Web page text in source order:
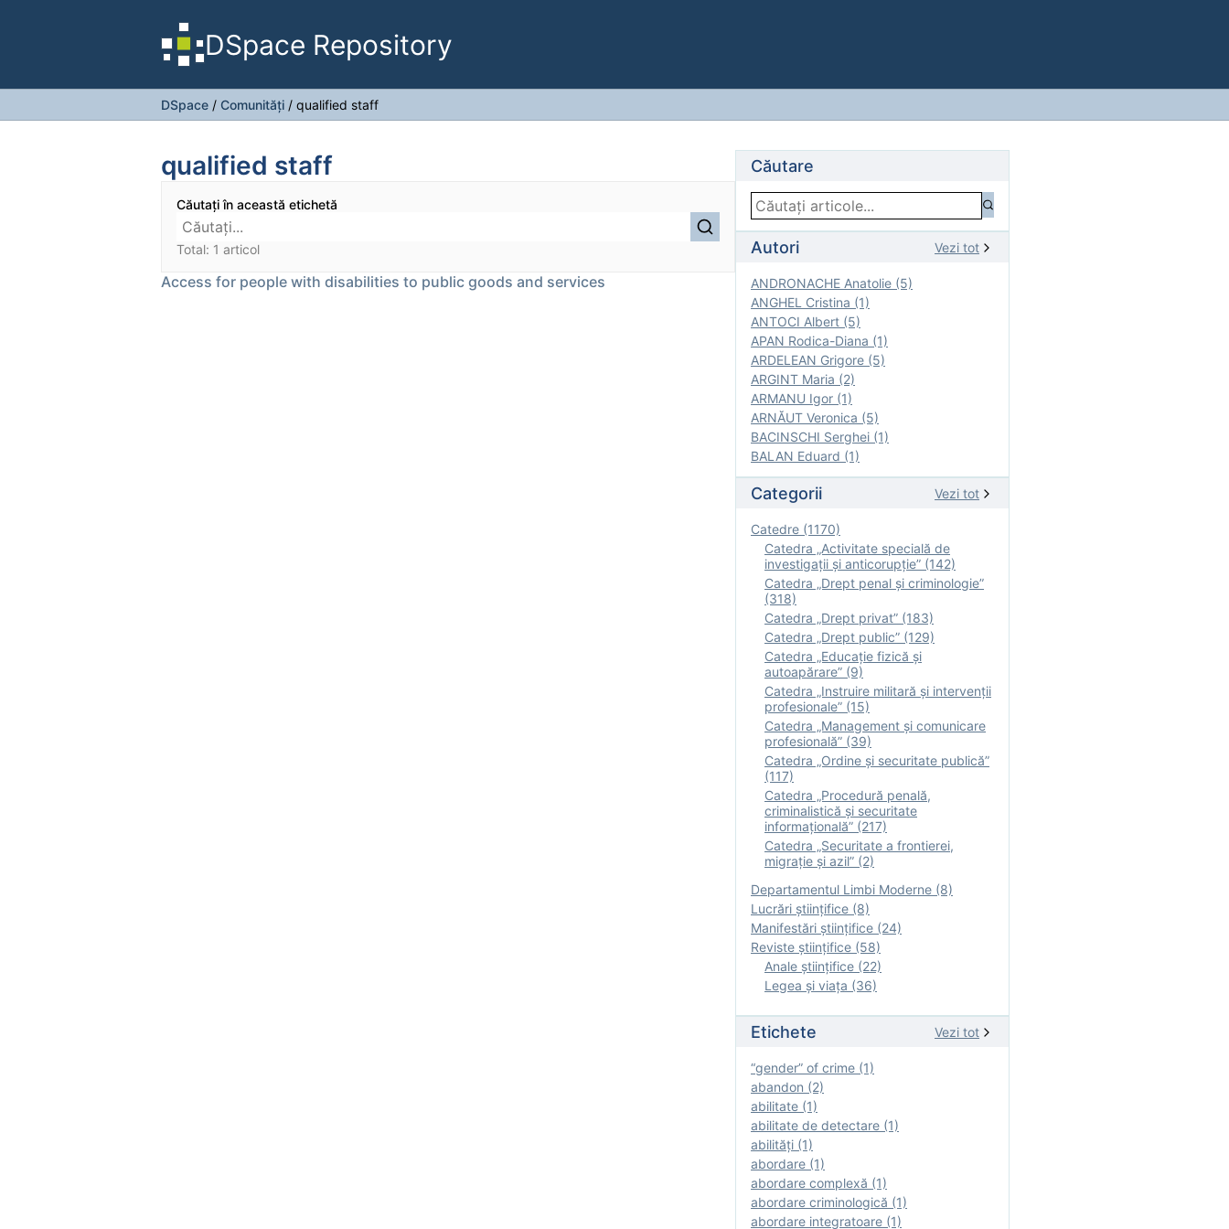
DSpace Repository
DSpace / Comunități / qualified staff
qualified staff
Căutați în această etichetă
Total: 1 articol
Access for people with disabilities to public goods and services
Căutare
Autori Vezi tot
ANDRONACHE Anatolie (5)
ANGHEL Cristina (1)
ANTOCI Albert (5)
APAN Rodica-Diana (1)
ARDELEAN Grigore (5)
ARGINT Maria (2)
ARMANU Igor (1)
ARNĂUT Veronica (5)
BACINSCHI Serghei (1)
BALAN Eduard (1)
Categorii Vezi tot
Catedre (1170)
Catedra „Activitate specială de
investigaţii şi anticorupție” (142)
Catedra „Drept penal și criminologie”
(318)
Catedra „Drept privat” (183)
Catedra „Drept public” (129)
Catedra „Educație fizică şi
autoapărare” (9)
Catedra „Instruire militară şi intervenţii
profesionale” (15)
Catedra „Management și comunicare
profesională” (39)
Catedra „Ordine și securitate publică”
(117)
Catedra „Procedură penală,
criminalistică și securitate
informațională” (217)
Catedra „Securitate a frontierei,
migrație și azil” (2)
Departamentul Limbi Moderne (8)
Lucrări științifice (8)
Manifestări ştiinţifice (24)
Reviste ştiinţifice (58)
Anale ştiinţifice (22)
Legea şi viaţa (36)
Etichete Vezi tot
“gender” of crime (1)
abandon (2)
abilitate (1)
abilitate de detectare (1)
abilităţi (1)
abordare (1)
abordare complexă (1)
abordare criminologică (1)
abordare integratoare (1)